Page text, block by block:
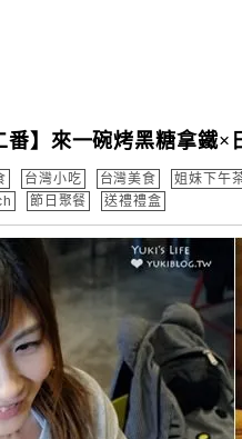
】來一碗烤黑糖拿鐵×
台灣小吃 台灣美食
姐妹下午
節日聚餐 送禮禮盒